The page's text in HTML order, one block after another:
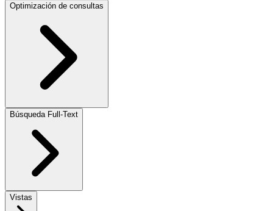
Optimización de consultas
Búsqueda Full-Text
Vistas